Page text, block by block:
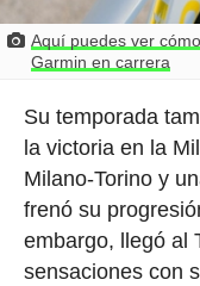
Aquí puedes ver
Garmin en carrera
Su temporada
la victoria en la
Milano-Torino y
frenó su
embargo, llegó al
sensaciones con